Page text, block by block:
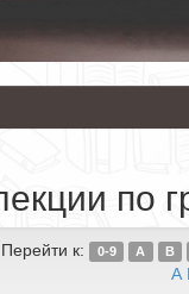
по
Перейти к: 0-9 A B
А